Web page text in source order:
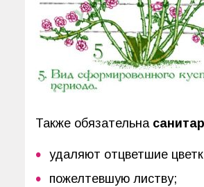
Также обязательна
удаляют отцветшие
пожелтевшую листву;